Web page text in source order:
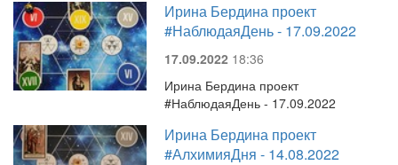
Ирина Бердина проект
#НаблюдаяДень - 17.09.2022
17.09.2022 18:36
Ирина Бердина проект
#НаблюдаяДень - 17.09.2022
Ирина Бердина проект
#АлхимияДня - 14.08.2022